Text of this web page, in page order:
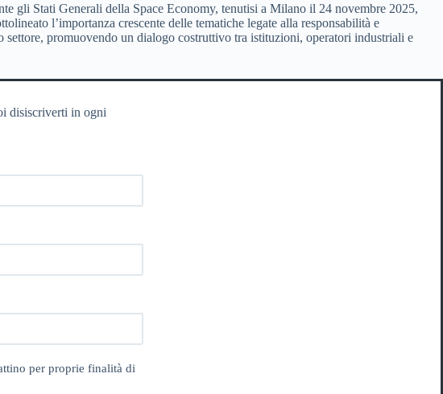
gli Stati Generali della Space Economy, tenutisi a Milano il 24 novembre 2025,
l’importanza crescente delle tematiche legate alla responsabilità e
settore, promuovendo un dialogo costruttivo tra istituzioni, operatori industriali e
disiscriverti in ogni
per proprie finalità di